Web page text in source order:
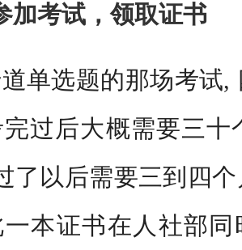
加考试，领取证书
单选题的那场考试,
过后大概需要三十
了以后需要三到四
本证书在人社部同